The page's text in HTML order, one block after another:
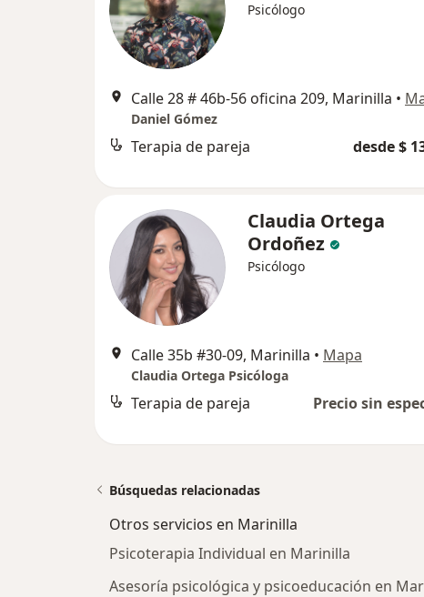
Psicólogo
Calle 28 # 46b-56 oficina 209, Marinilla •
Daniel Gómez
Terapia de pareja desde $
Claudia Ortega
Ordoñez
Psicólogo
Calle 35b #30-09, Marinilla • Mapa
Claudia Ortega Psicóloga
Terapia de pareja Precio sin
Búsquedas relacionadas
Otros servicios en Marinilla
Psicoterapia Individual en Marinilla
Asesoría psicológica y psicoeducación en